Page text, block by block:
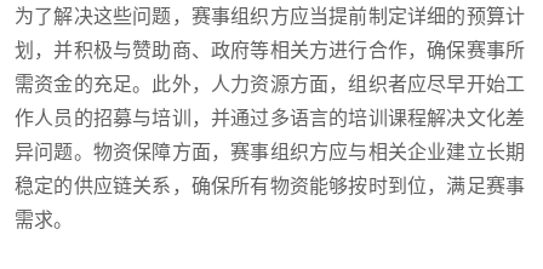
为了解决这些问题，赛事组织方应当提前制定详细的预算计
划，并积极与赞助商、政府等相关方进行合作，确保赛事所
需资金的充足。此外，人力资源方面，组织者应尽早开始工
作人员的招募与培训，并通过多语言的培训课程解决文化差
异问题。物资保障方面，赛事组织方应与相关企业建立长期
稳定的供应链关系，确保所有物资能够按时到位，满足赛事
需求。